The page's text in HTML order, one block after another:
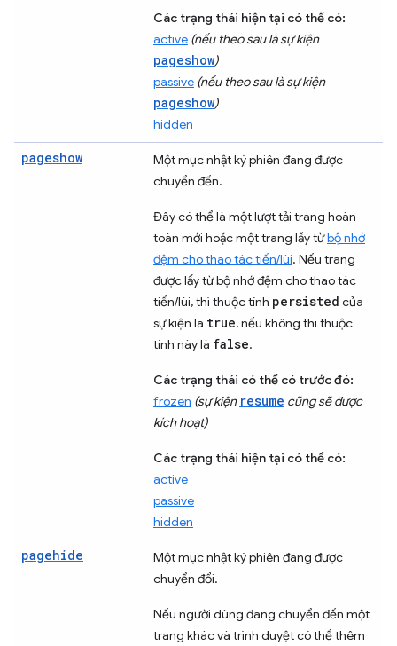
Các trạng thái hiện tại có thể có:
active (nếu theo sau là sự kiện
pageshow)
passive (nếu theo sau là sự kiện
pageshow)
hidden
pageshow
Một mục nhật ký phiên đang được
chuyển đến.
Đây có thể là một lượt tải trang hoàn
toàn mới hoặc một trang lấy từbộ nhớ
đệm cho thao tác tiến/lùi. Nếu trang
được lấy từ bộ nhớ đệm cho thao tác
tiến/lùi, thì thuộc tính persisted của
sự kiện là true, nếu không thì thuộc
tính này là false.
Các trạng thái có thể có trước đó:
frozen (sự kiện resume cũng sẽ được
kích hoạt)
Các trạng thái hiện tại có thể có:
active
passive
hidden
pagehide
Một mục nhật ký phiên đang được
chuyển đổi.
Nếu người dùng đang chuyển đến một
trang khác và trình duyệt có thể thêm